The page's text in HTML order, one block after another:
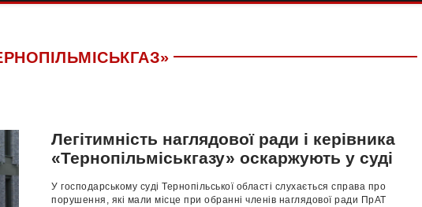
Легітимність наглядової ради і керівника
«Тернопільміськгазу» оскаржують у суді
У господарському суді Тернопільської області слухається справа про
порушення, які мали місце при обранні членів наглядової ради ПрАТ